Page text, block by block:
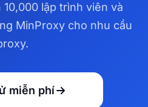
lập trình viên và
MinProxy cho nhu cầu
miễn phí